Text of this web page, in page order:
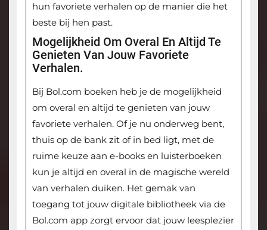
hun favoriete verhalen op de manier die het
beste bij hen past.
Mogelijkheid Om Overal En Altijd Te
Genieten Van Jouw Favoriete
Verhalen.
Bij Bol.com boeken heb je de mogelijkheid
om overal en altijd te genieten van jouw
favoriete verhalen. Of je nu onderweg bent,
thuis op de bank zit of in bed ligt, met de
ruime keuze aan e-books en luisterboeken
kun je altijd en overal in de magische wereld
van verhalen duiken. Het gemak van
toegang tot jouw digitale bibliotheek via de
Bol.com app zorgt ervoor dat jouw leesplezier